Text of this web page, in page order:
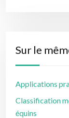
Sur le
Applications
Classification
équins